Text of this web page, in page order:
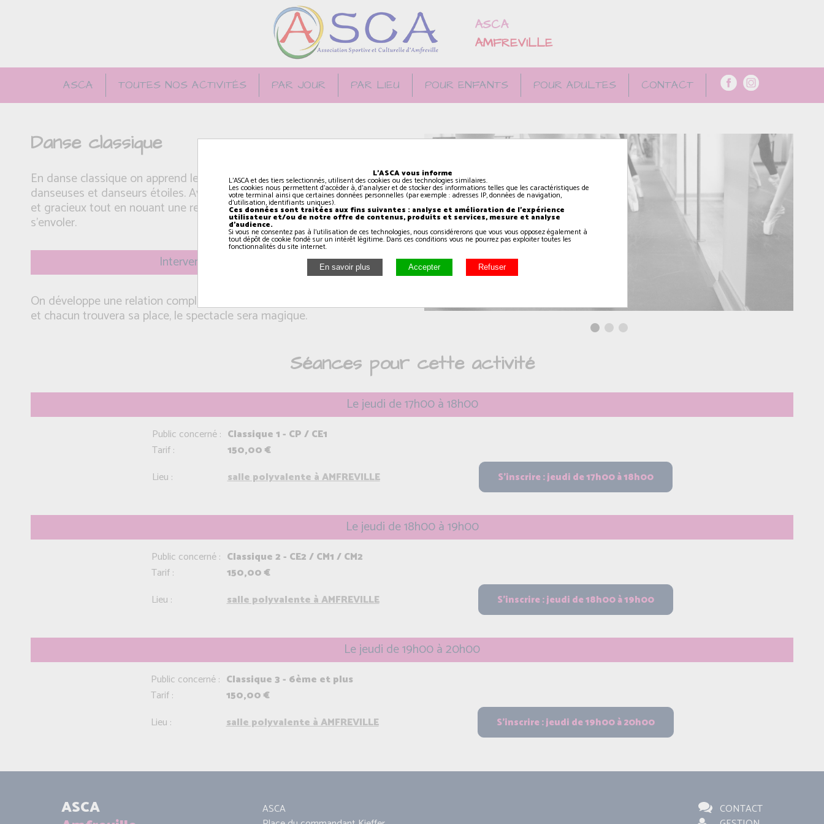
ASCA
AMFREVILLE
ASCA TOUTES NOS ACTIVITÉS PAR JOUR PAR LIEU POUR ENFANTS POUR ADULTES CONTACT
Danse classique
En danse classique on apprend les positions et le vocabulaire des
danseuses et danseurs étoiles. Avec l'entrainement on deviens plus léger
et gracieux tout en nouant une relation subtile avec la musique, jusqu'à
s'envoler.
Intervenant(e): Arnaud
On développe une relation complice avec tout le corps de ballet, chacune
et chacun trouvera sa place, le spectacle sera magique.
Séances pour cette activité
Le jeudi de 17h00 à 18h00
Public concerné : Classique 1 - CP / CE1
Tarif :
150,00 €
Lieu :
salle polyvalente à AMFREVILLE
Le jeudi de 18h00 à 19h00
Public concerné : Classique 2 - CE2 / CM1 / CM2
Tarif :
150,00 €
Lieu :
salle polyvalente à AMFREVILLE
Le jeudi de 19h00 à 20h00
Public concerné : Classique 3 - 6ème et plus
Tarif :
150,00 €
Lieu :
salle polyvalente à AMFREVILLE
ASCA
ASCA
CONTACT
L'ASCA vous informe
L'ASCA et des tiers selectionnés, utilisent des cookies ou des technologies similaires.
Les cookies nous permettent d'accéder à, d'analyser et de stocker des informations telles que les caractéristiques de
votre terminal ainsi que certaines données personnelles (par exemple : adresses IP, données de navigation,
d'utilisation, identifiants uniques).
Ces données sont traitées aux fins suivantes : analyse et amélioration de l'expérience
utilisateur et/ou de notre offre de contenus, produits et services, mesure et analyse
d'audience.
Si vous ne consentez pas à l'utilisation de ces technologies, nous considérerons que vous vous opposez également à
tout dépôt de cookie fondé sur un intérêt légitime. Dans ces conditions vous ne pourrez pas exploiter toutes les
fonctionnalités du site internet.